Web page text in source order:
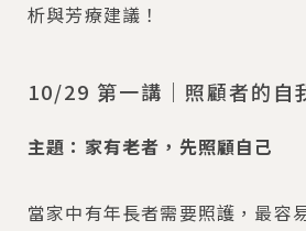
析與芳療建議！
10/29 第一講｜照顧者的自
主題：家有老者，先照顧自己
當家中有年長者需要照護，最容